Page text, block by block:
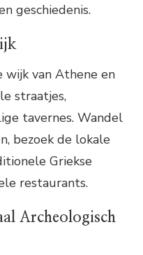
geschiedenis.
wijk van Athene en
straatjes,
tavernes. Wandel
bezoek de lokale
Griekse
restaurants.
Archeologisch